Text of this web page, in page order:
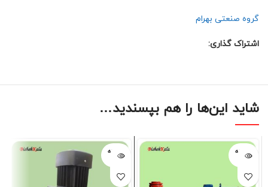
گروه صنعتی بهرام
اشتراک گذاری:
شاید این‌ها را هم بپسندید…
فروخته
شده
فروخته
شده